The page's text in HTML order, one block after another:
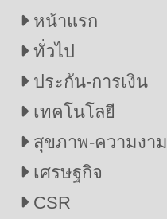
หน้าแรก
ทั่วไป
ประกัน-การเงิน
เทคโนโลยี
สุขภาพ-ความงาม
เศรษฐกิจ
CSR